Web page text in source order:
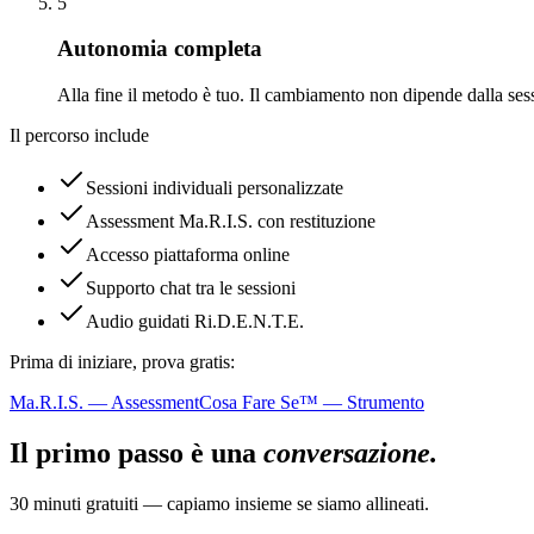
Autonomia completa
Alla fine il metodo è tuo. Il cambiamento non dipende dalla
Il percorso include
Sessioni individuali personalizzate
Assessment Ma.R.I.S. con restituzione
Accesso piattaforma online
Supporto chat tra le sessioni
Audio guidati Ri.D.E.N.T.E.
Prima di iniziare, prova gratis:
Ma.R.I.S. — AssessmentCosa Fare Se™ — Strumento
Il primo passo è una conversazione.
30 minuti gratuiti — capiamo insieme se siamo allineati.